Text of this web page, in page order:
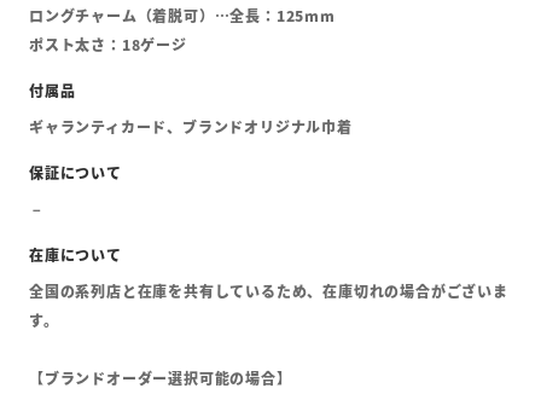
ロングチャーム（着脱可）…全長：125mm
ポスト太さ：18ゲージ
ギャランティカード、ブランドオリジナル巾着
全国の系列店と在庫を共有しているため、在庫切れの場合がございま
す。
【ブランドオーダー選択可能の場合】